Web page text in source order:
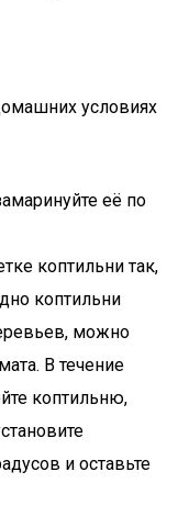
условиях
её по
коптильни так,
коптильни
можно
В течение
коптильню,
и оставьте